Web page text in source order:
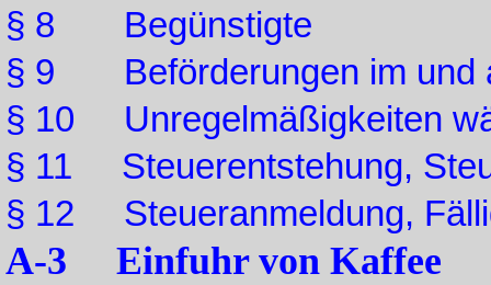
§ 8 Begünstigte
§ 9 Beförderungen im und
§ 10 Unregelmäßigkeiten
§ 11 Steuerentstehung,
§ 12 Steueranmeldung,
A-3 Einfuhr von Kaffee